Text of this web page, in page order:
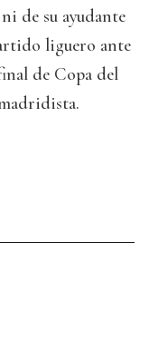
de su ayudante
liguero ante
de Copa del